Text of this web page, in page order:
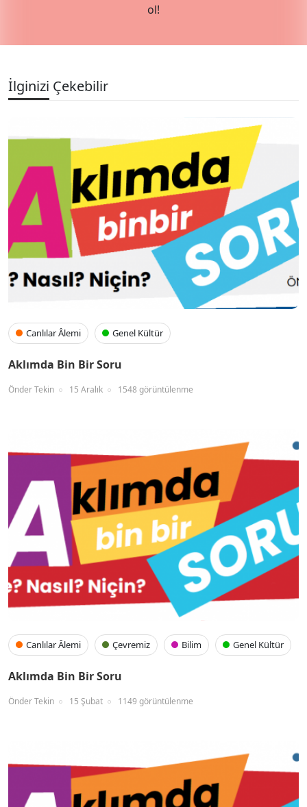
ol!
İlginizi Çekebilir
Canlılar Âlemi Genel Kültür
Aklımda Bin Bir Soru
Önder Tekin 15 Aralık 1548 görüntülenme
Canlılar Âlemi Çevremiz Bilim Genel Kültür
Aklımda Bin Bir Soru
Önder Tekin 15 Şubat 1149 görüntülenme